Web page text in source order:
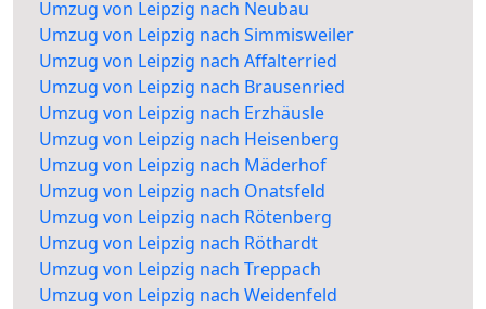
Umzug von Leipzig nach Neubau
Umzug von Leipzig nach Simmisweiler
Umzug von Leipzig nach Affalterried
Umzug von Leipzig nach Brausenried
Umzug von Leipzig nach Erzhäusle
Umzug von Leipzig nach Heisenberg
Umzug von Leipzig nach Mäderhof
Umzug von Leipzig nach Onatsfeld
Umzug von Leipzig nach Rötenberg
Umzug von Leipzig nach Röthardt
Umzug von Leipzig nach Treppach
Umzug von Leipzig nach Weidenfeld